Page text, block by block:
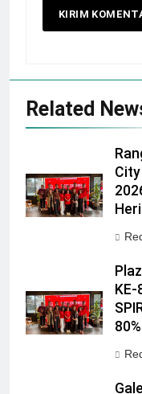
Related
KE-